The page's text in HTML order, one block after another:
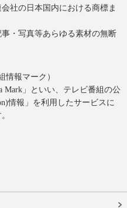
社の日本国内における商標ま
・写真等あらゆる素材の無断
情報マーク）
Mark」といい、テレビ番組の公
情報」を利用したサービスに